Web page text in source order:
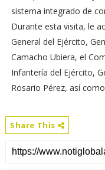
sistema integrado de
Durante esta visita, le
General del Ejército,
Camacho Ubiera, el
Infantería del Ejército,
Rosario Pérez, así
Share This